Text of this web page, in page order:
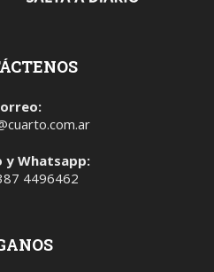
y Whatsapp:
4496462